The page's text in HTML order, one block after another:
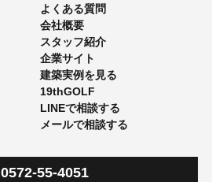
よくある質問
会社概要
スタッフ紹介
企業サイト
建築実例を見る
19thGOLF
LINEで相談する
メールで相談する
0572-55-4051